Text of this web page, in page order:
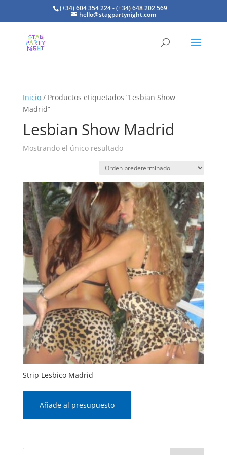
(+34) 604 354 224 - (+34) 648 202 569
hello@stagpartynight.com
Inicio/ Productos etiquetados “Lesbian Show
Madrid”
Lesbian Show Madrid
Mostrando el único resultado
Strip Lesbico Madrid
Añade al presupuesto